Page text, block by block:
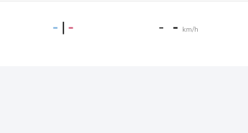
- | - - - km/h